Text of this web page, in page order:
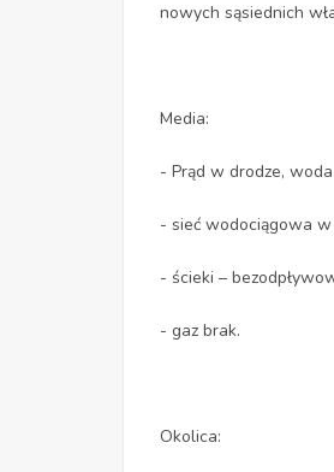
nowych sąsiednich
Media:
- Prąd w drodze,
- sieć wodociągowa w
- ścieki –
- gaz brak.
Okolica: